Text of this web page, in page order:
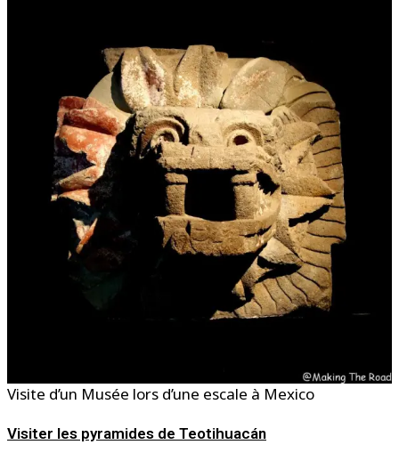
Visite d’un Musée lors d’une escale à Mexico
Visiter les pyramides de Teotihuacán